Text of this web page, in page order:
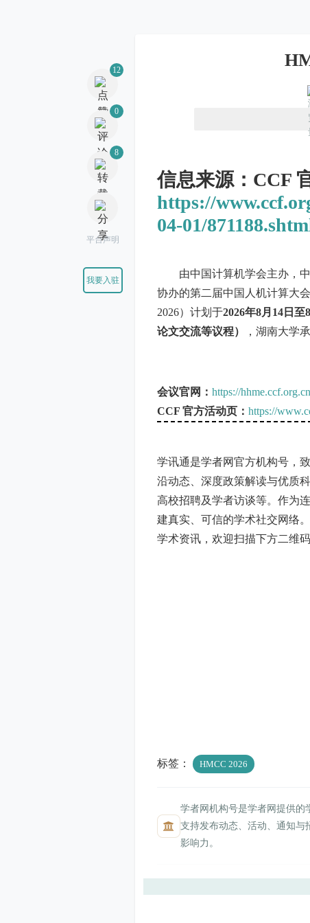
平台声明
信息来源：CCF
https://
04-01/
由中国计算机学会主办，
协办的第二届中国人机计算大
2026）计划于2026年8月14日至
论文交流等议程）
，湖南大学
会议官网： https://hhme.ccf.org.cn
CCF 官方活动页： https://
学讯通是学者网官方机构号，
沿动态、深度政策解读与优质
高校招聘及学者访谈等。作为
建真实、可信的学术社交网络
学术资讯，欢迎扫描下方二维
标签： HMCC 2026
学者网机构号是学者网提供的
支持发布动态、活动、通知与
影响力。